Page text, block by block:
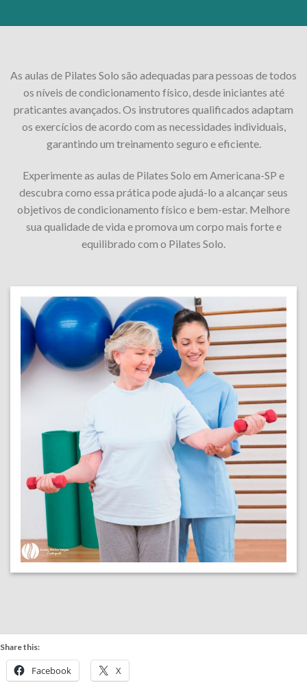
As aulas de Pilates Solo são adequadas para pessoas de todos
os níveis de condicionamento físico, desde iniciantes até
praticantes avançados. Os instrutores qualificados adaptam
os exercícios de acordo com as necessidades individuais,
garantindo um treinamento seguro e eficiente.
Experimente as aulas de Pilates Solo em Americana-SP e
descubra como essa prática pode ajudá-lo a alcançar seus
objetivos de condicionamento físico e bem-estar. Melhore
sua qualidade de vida e promova um corpo mais forte e
equilibrado com o Pilates Solo.
Share this:
Facebook X